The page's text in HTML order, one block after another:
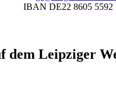
IBAN DE22 8605 5592
dem Leipziger